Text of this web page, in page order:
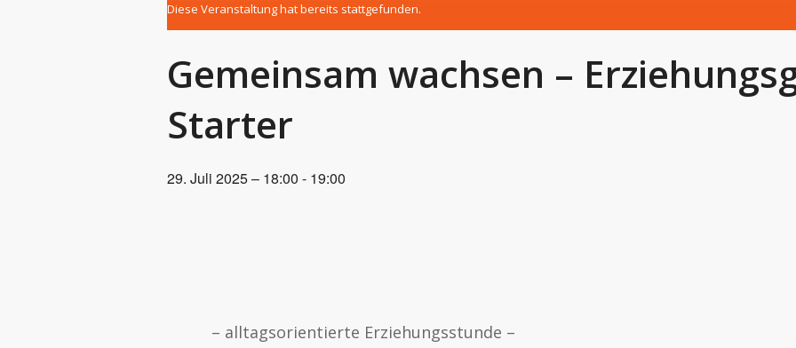
Diese Veranstaltung hat bereits stattgefunden.
Gemeinsam wachsen –
Starter
29. Juli 2025 – 18:00 - 19:00
– alltagsorientierte Erziehungsstunde –